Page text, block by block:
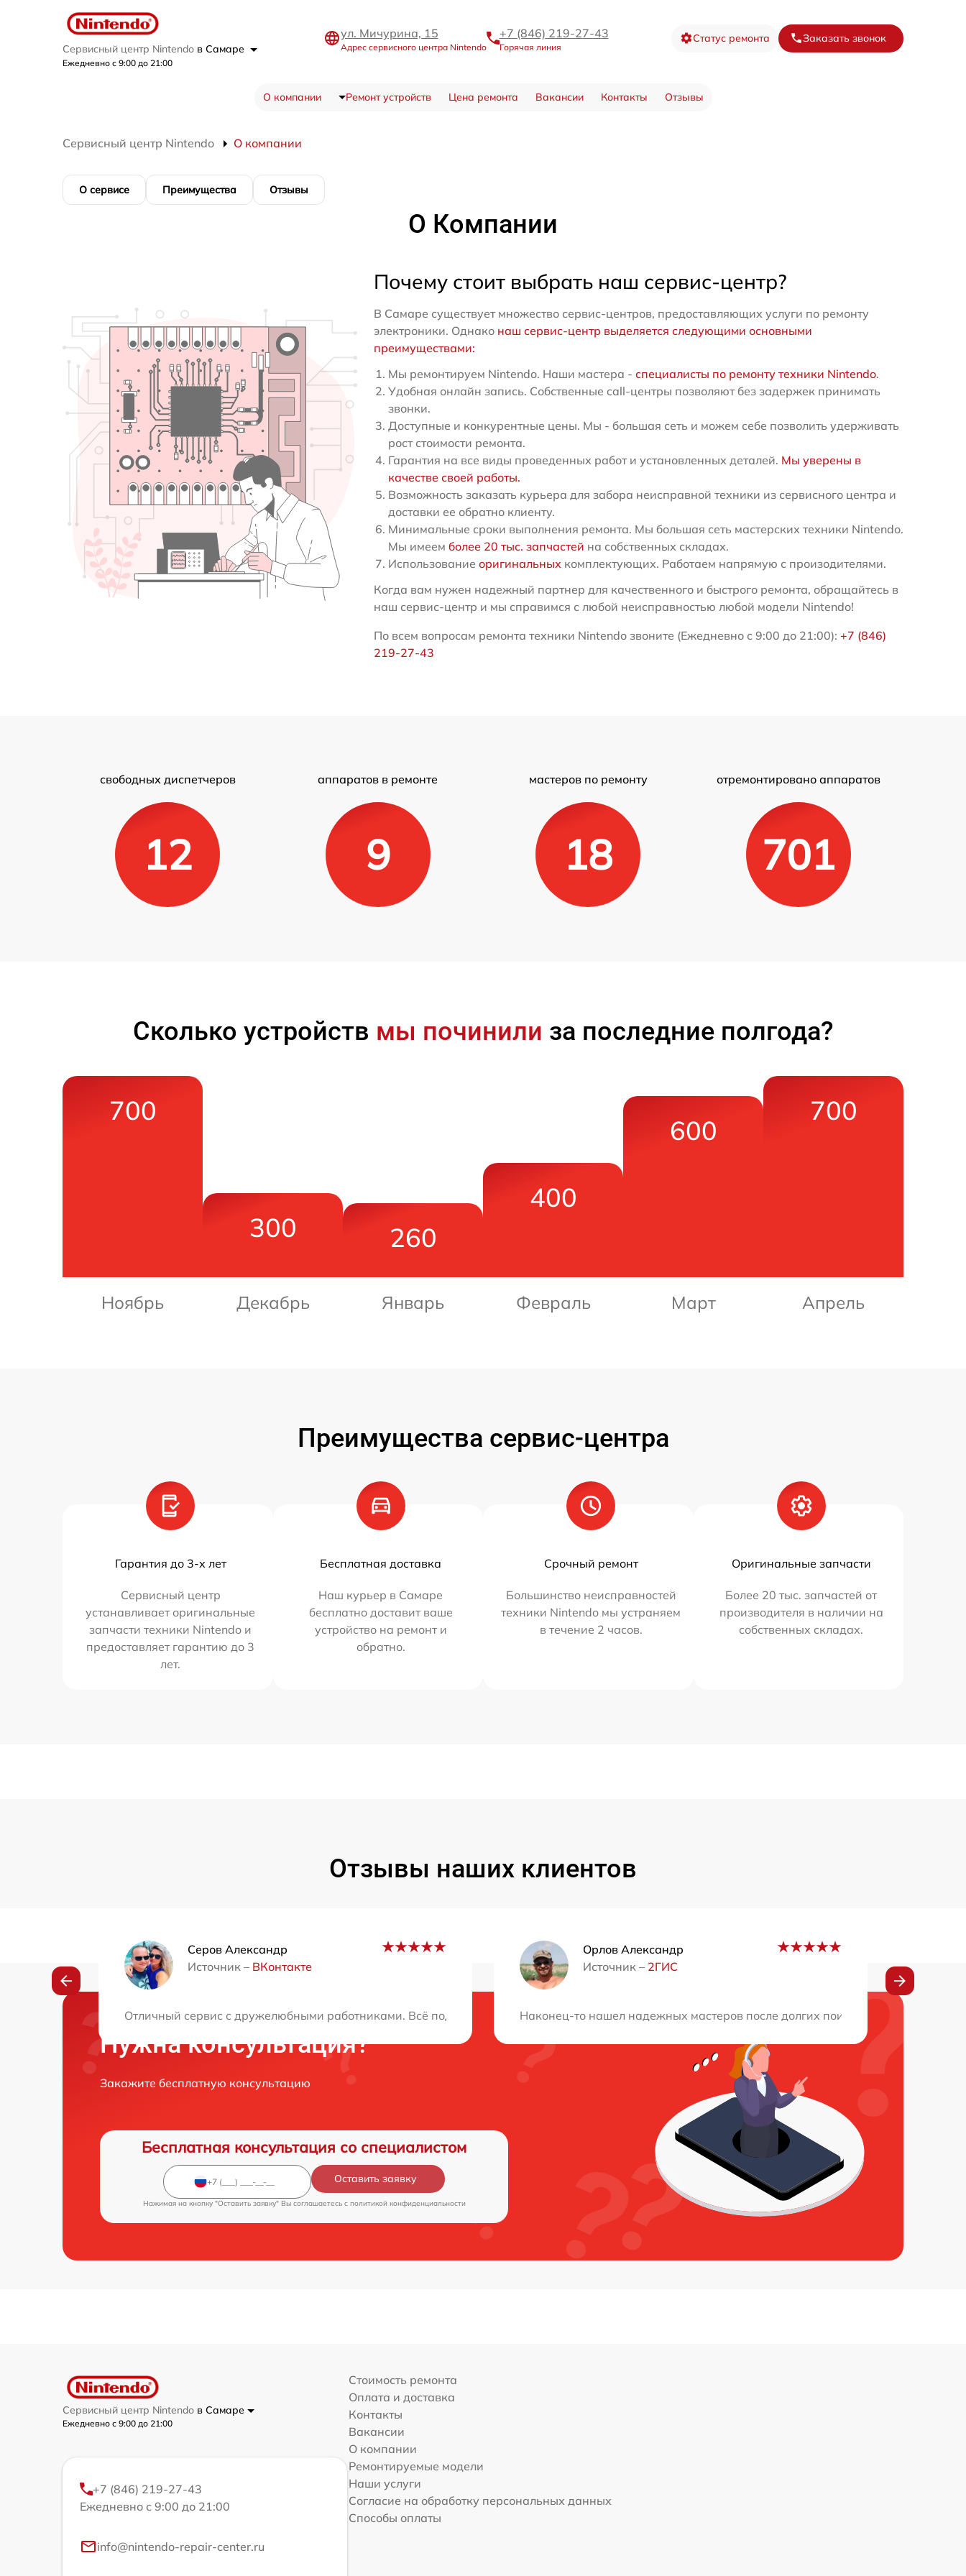
Сервисный центр Nintendo в Самаре
Ежедневно с 9:00 до 21:00
ул. Мичурина, 15
Адрес сервисного центра Nintendo
+7 (846) 219-27-43
Горячая линия
Статус ремонта Заказать звонок
О компании Ремонт устройств Цена ремонта Вакансии Контакты Отзывы
Сервисный центр Nintendo О компании
О сервисе Преимущества Отзывы
О Компании
Почему стоит выбрать наш сервис-центр?
В Самаре существует множество сервис-центров, предоставляющих услуги по ремонту
электроники. Однако наш сервис-центр выделяется следующими основными
преимуществами:
Мы ремонтируем Nintendo. Наши мастера - специалисты по ремонту техники Nintendo.
Удобная онлайн запись. Собственные call-центры позволяют без задержек принимать
звонки.
Доступные и конкурентные цены. Мы - большая сеть и можем себе позволить удерживать
рост стоимости ремонта.
Гарантия на все виды проведенных работ и установленных деталей. Мы уверены в
качестве своей работы.
Возможность заказать курьера для забора неисправной техники из сервисного центра и
доставки ее обратно клиенту.
Минимальные сроки выполнения ремонта. Мы большая сеть мастерских техники Nintendo.
Мы имеем более 20 тыс. запчастей на собственных складах.
Использование оригинальныхкомплектующих. Работаем напрямую с произодителями.
Когда вам нужен надежный партнер для качественного и быстрого ремонта, обращайтесь в
наш сервис-центр и мы справимся с любой неисправностью любой модели Nintendo!
По всем вопросам ремонта техники Nintendo звоните (Ежедневно с 9:00 до 21:00): +7 (846)
219-27-43
свободных диспетчеров
12
аппаратов в ремонте
9
мастеров по ремонту
18
отремонтировано аппаратов
701
Сколько устройств мы починили за последние полгода?
700
Ноябрь
300
Декабрь
260
Январь
400
Февраль
600
Март
700
Апрель
Преимущества сервис-центра
Гарантия до 3-х лет
Сервисный центр
устанавливает оригинальные
запчасти техники Nintendo и
предоставляет гарантию до 3
лет.
Бесплатная доставка
Наш курьер в Самаре
бесплатно доставит ваше
устройство на ремонт и
обратно.
Срочный ремонт
Большинство неисправностей
техники Nintendo мы устраняем
в течение 2 часов.
Оригинальные запчасти
Более 20 тыс. запчастей от
производителя в наличии на
собственных складах.
Отзывы наших клиентов
Серов Александр
Источник – ВКонтакте
Отличный сервис с дружелюбными работниками. Всё подробно объяснили, быстро выполнили ремонт и дали полезные советы. Буду обращаться
Орлов Александр
Источник – 2ГИС
Наконец-то нашел надежных мастеров после долгих поисков. Сервис
Нужна консультация?
Закажите бесплатную консультацию
Бесплатная консультация со специалистом
Оставить заявку
Нажимая на кнопку "Оставить заявку" Вы соглашаетесь c политикой конфиденциальности
Сервисный центр Nintendo в Самаре
Ежедневно с 9:00 до 21:00
+7 (846) 219-27-43
Ежедневно с 9:00 до 21:00
info@nintendo-repair-center.ru
Стоимость ремонта
Оплата и доставка
Контакты
Вакансии
О компании
Ремонтируемые модели
Наши услуги
Согласие на обработку персональных данных
Способы оплаты